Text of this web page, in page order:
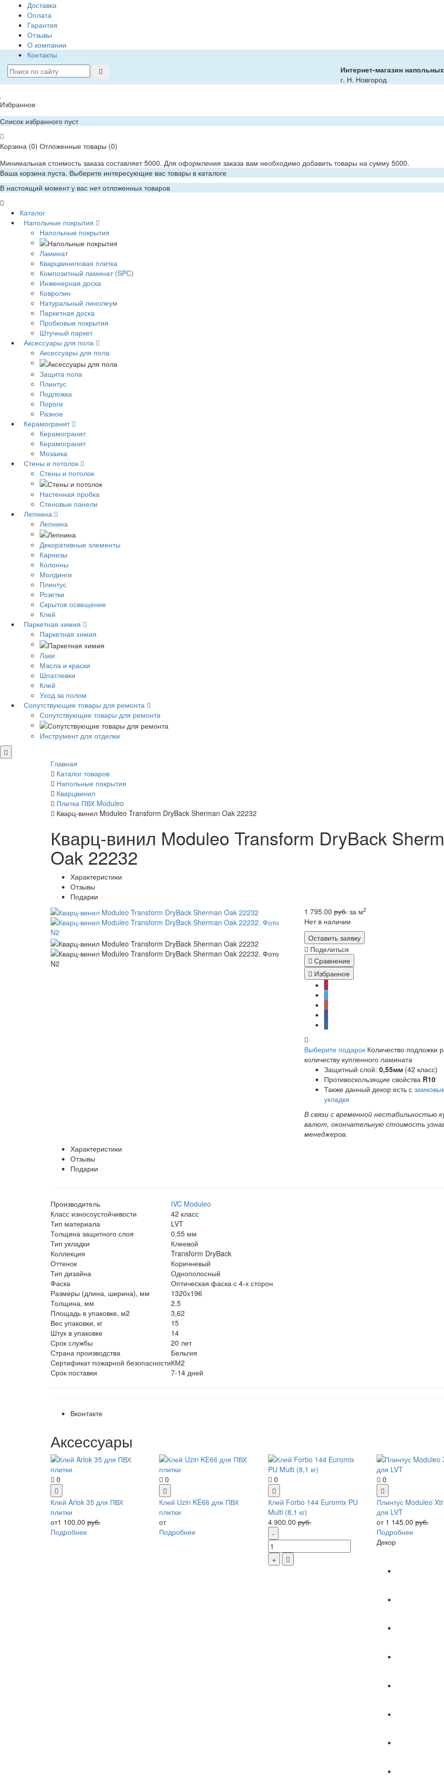
Доставка
Оплата
Гарантия
Отзывы
О компании
Контакты
Интернет-магазин
г. Н. Новгород
Избранное
Список избранного пуст
Корзина (0) Отложенные товары (0)
Минимальная стоимость заказа составляет 5000. Для оформления заказа вам необходимо добавить товары на сумму 5000.
Ваша корзина пуста. Выберите интересующие вас товары в каталоге
В настоящий момент у вас нет отложенных товаров
Каталог
Напольные покрытия
Напольные покрытия
Ламинат
Кварцвиниловая плитка
Композитный ламинат (SPC)
Инженерная доска
Ковролин
Натуральный линолеум
Паркетная доска
Пробковые покрытия
Штучный паркет
Аксессуары для пола
Аксессуары для пола
Защита пола
Плинтус
Подложка
Пороги
Разное
Керамогранит
Керамогранит
Керамогранит
Мозаика
Стены и потолок
Стены и потолок
Настенная пробка
Стеновые панели
Лепнина
Лепнина
Декоративные элементы
Карнизы
Колонны
Молдинги
Плинтус
Розетки
Скрытое освещение
Клей
Паркетная химия
Паркетная химия
Лаки
Масла и краски
Шпатлевки
Клей
Уход за полом
Сопутствующие товары для ремонта
Сопутствующие товары для ремонта
Инструмент для отделки
Главная
Каталог товаров
Напольные покрытия
Кварцвинил
Плитка ПВХ Moduleo
Кварц-винил Moduleo Transform DryBack Sherman Oak 22232
Кварц-винил Moduleo Transform DryBack
Oak 22232
Характеристики
Отзывы
Подарки
1 795.00руб.за м2
Нет в наличии
Оставить заявку
Поделиться
Сравнение
Избранное
Выберите подарок Количество подложки
количеству купленного ламината
Защитный слой: 0,55мм(42 класс)
Противоскользящие свойства R10
Также данный декор есть с
укладки
В связи с временной нестабильностью
валют, окончательную стоимость
менеджеров.
Характеристики
Отзывы
Подарки
Производитель
IVC Moduleo
Класс износоустойчивости
42 класс
Тип материала
LVT
Толщина защитного слоя
0,55 мм
Тип укладки
Клеевой
Коллекция
Transform DryBack
Оттенок
Коричневый
Тип дизайна
Однополосный
Фаска
Оптическая фаска с 4-х сторон
Размеры (длина, ширина), мм
1320х196
Толщина, мм
2,5
Площадь в упаковке, м2
3,62
Вес упаковки, кг
15
Штук в упаковке
14
Срок службы
20 лет
Страна производства
Бельгия
Сертификат пожарной безопасностиКМ2
Срок поставки
7-14 дней
Вконтакте
Аксессуары
0
Клей Arlok 35 для ПВХ
плитки
от1 100.00 руб.
Подробнее
0
Клей Uzin KE66 для ПВХ
плитки
от
Подробнее
0
Клей Forbo 144 Euromix PU
Multi (8,1 кг)
4 900.00руб.
0
Плинтус Moduleo
для LVT
от 1 145.00руб.
Подробнее
Декор